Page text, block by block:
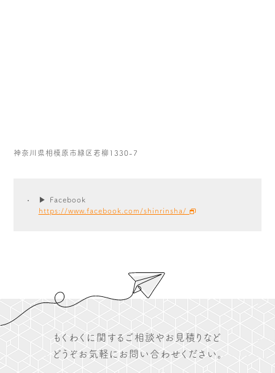
神奈川県相模原市緑区若柳1330-7
▶ Facebook
https://www.facebook.com/shinrinsha/
もくわくに関するご相談やお見積りなど
どうぞお気軽にお問い合わせください。